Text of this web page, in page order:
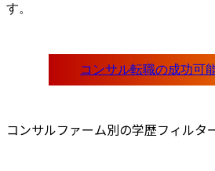
す。
コンサルファーム別の学歴フィルタ